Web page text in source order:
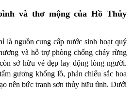
và thơ mộng của Hồ Thủy
là nguồn cung cấp nước sinh hoạt quý
và hỗ trợ phòng chống cháy rừng
sở hữu vẻ đẹp lay động lòng người.
gương khổng lồ, phản chiếu sắc hoa
nên bức tranh sơn thủy hữu tình. Dưới